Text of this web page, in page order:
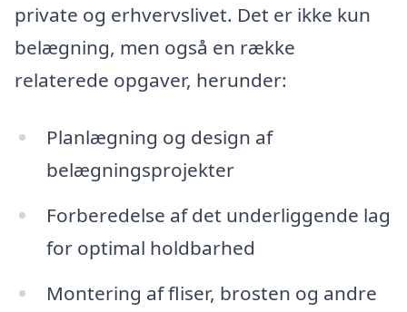
private og erhvervslivet. Det er ikke kun
belægning, men også en række
relaterede opgaver, herunder:
Planlægning og design af
belægningsprojekter
Forberedelse af det underliggende lag
for optimal holdbarhed
Montering af fliser, brosten og andre